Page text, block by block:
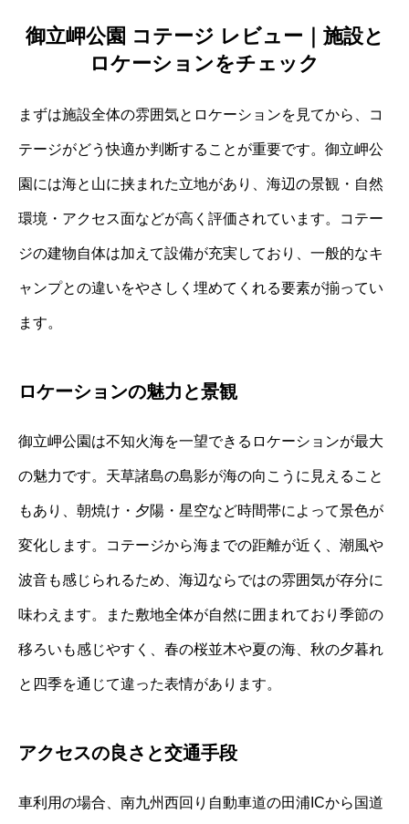
御立岬公園 コテージ レビュー｜施設と
ロケーションをチェック
まずは施設全体の雰囲気とロケーションを見てから、コ
テージがどう快適か判断することが重要です。御立岬公
園には海と山に挟まれた立地があり、海辺の景観・自然
環境・アクセス面などが高く評価されています。コテー
ジの建物自体は加えて設備が充実しており、一般的なキ
ャンプとの違いをやさしく埋めてくれる要素が揃ってい
ます。
ロケーションの魅力と景観
御立岬公園は不知火海を一望できるロケーションが最大
の魅力です。天草諸島の島影が海の向こうに見えること
もあり、朝焼け・夕陽・星空など時間帯によって景色が
変化します。コテージから海までの距離が近く、潮風や
波音も感じられるため、海辺ならではの雰囲気が存分に
味わえます。また敷地全体が自然に囲まれており季節の
移ろいも感じやすく、春の桜並木や夏の海、秋の夕暮れ
と四季を通じて違った表情があります。
アクセスの良さと交通手段
車利用の場合、南九州西回り自動車道の田浦ICから国道